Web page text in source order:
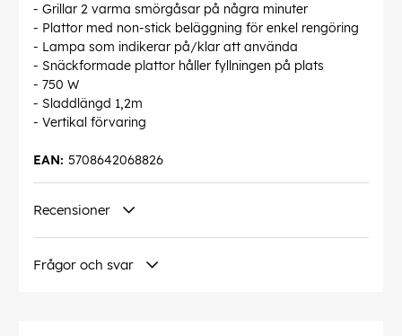
- Grillar 2 varma smörgåsar på några minuter
- Plattor med non-stick beläggning för enkel rengöring
- Lampa som indikerar på/klar att använda
- Snäckformade plattor håller fyllningen på plats
- 750 W
- Sladdlängd 1,2m
- Vertikal förvaring
5708642068826
EAN:
Recensioner
Frågor och svar